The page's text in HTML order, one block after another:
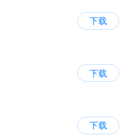
下载
下载
下载